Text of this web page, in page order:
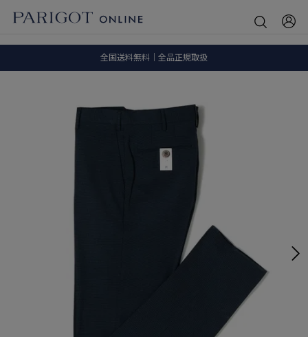
全国送料無料｜全品正規取扱